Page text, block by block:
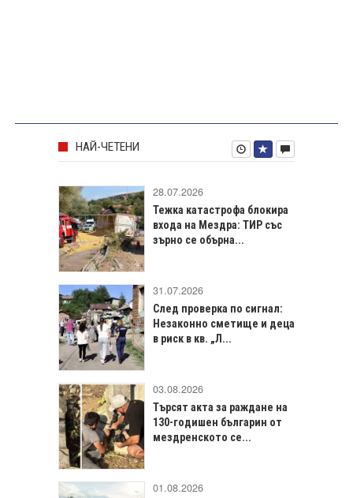
НАЙ-ЧЕТЕНИ
28.07.2026
Тежка катастрофа блокира
входа на Мездра: ТИР със
зърно се обърна...
31.07.2026
След проверка по сигнал:
Незаконно сметище и деца
в риск в кв. „Л...
03.08.2026
Търсят акта за раждане на
130-годишен българин от
мездренското се...
01.08.2026